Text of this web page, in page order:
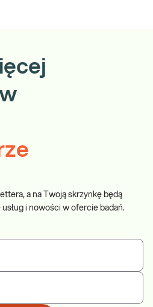
a na Twoją skrzynkę będą
i nowości w ofercie badań.